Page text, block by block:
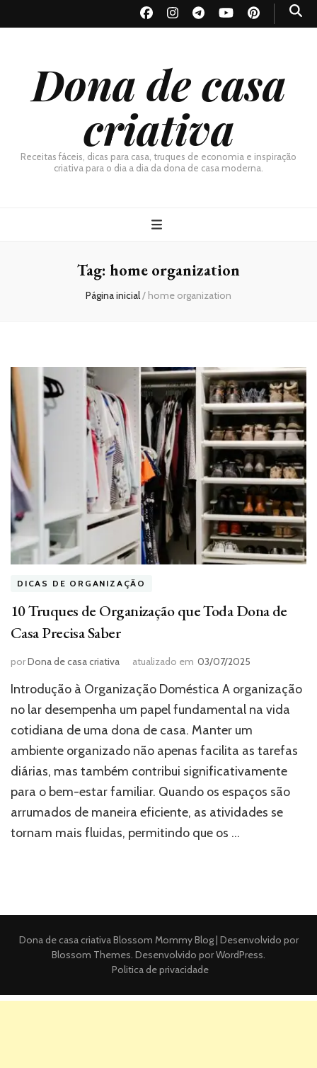
Dona de casa
criativa
Receitas fáceis, dicas para casa, truques de economia e inspiração
criativa para o dia a dia da dona de casa moderna.
Tag: home organization
Página inicial/ home organization
DICAS DE ORGANIZAÇÃO
10 Truques de Organização que Toda Dona de
Casa Precisa Saber
porDona de casa criativa atualizado em 03/07/2025
Introdução à Organização Doméstica A organização
no lar desempenha um papel fundamental na vida
cotidiana de uma dona de casa. Manter um
ambiente organizado não apenas facilita as tarefas
diárias, mas também contribui significativamente
para o bem-estar familiar. Quando os espaços são
arrumados de maneira eficiente, as atividades se
tornam mais fluidas, permitindo que os …
Dona de casa criativaBlossom Mommy Blog | Desenvolvido por
Blossom Themes. Desenvolvido porWordPress.
Politica de privacidade